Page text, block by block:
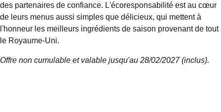
des partenaires de confiance. L'écoresponsabilité est au cœur
de leurs menus aussi simples que délicieux, qui mettent à
l'honneur les meilleurs ingrédients de saison provenant de tout
le Royaume-Uni.
Offre non cumulable et valable jusqu'au 28/02/2027 (inclus).